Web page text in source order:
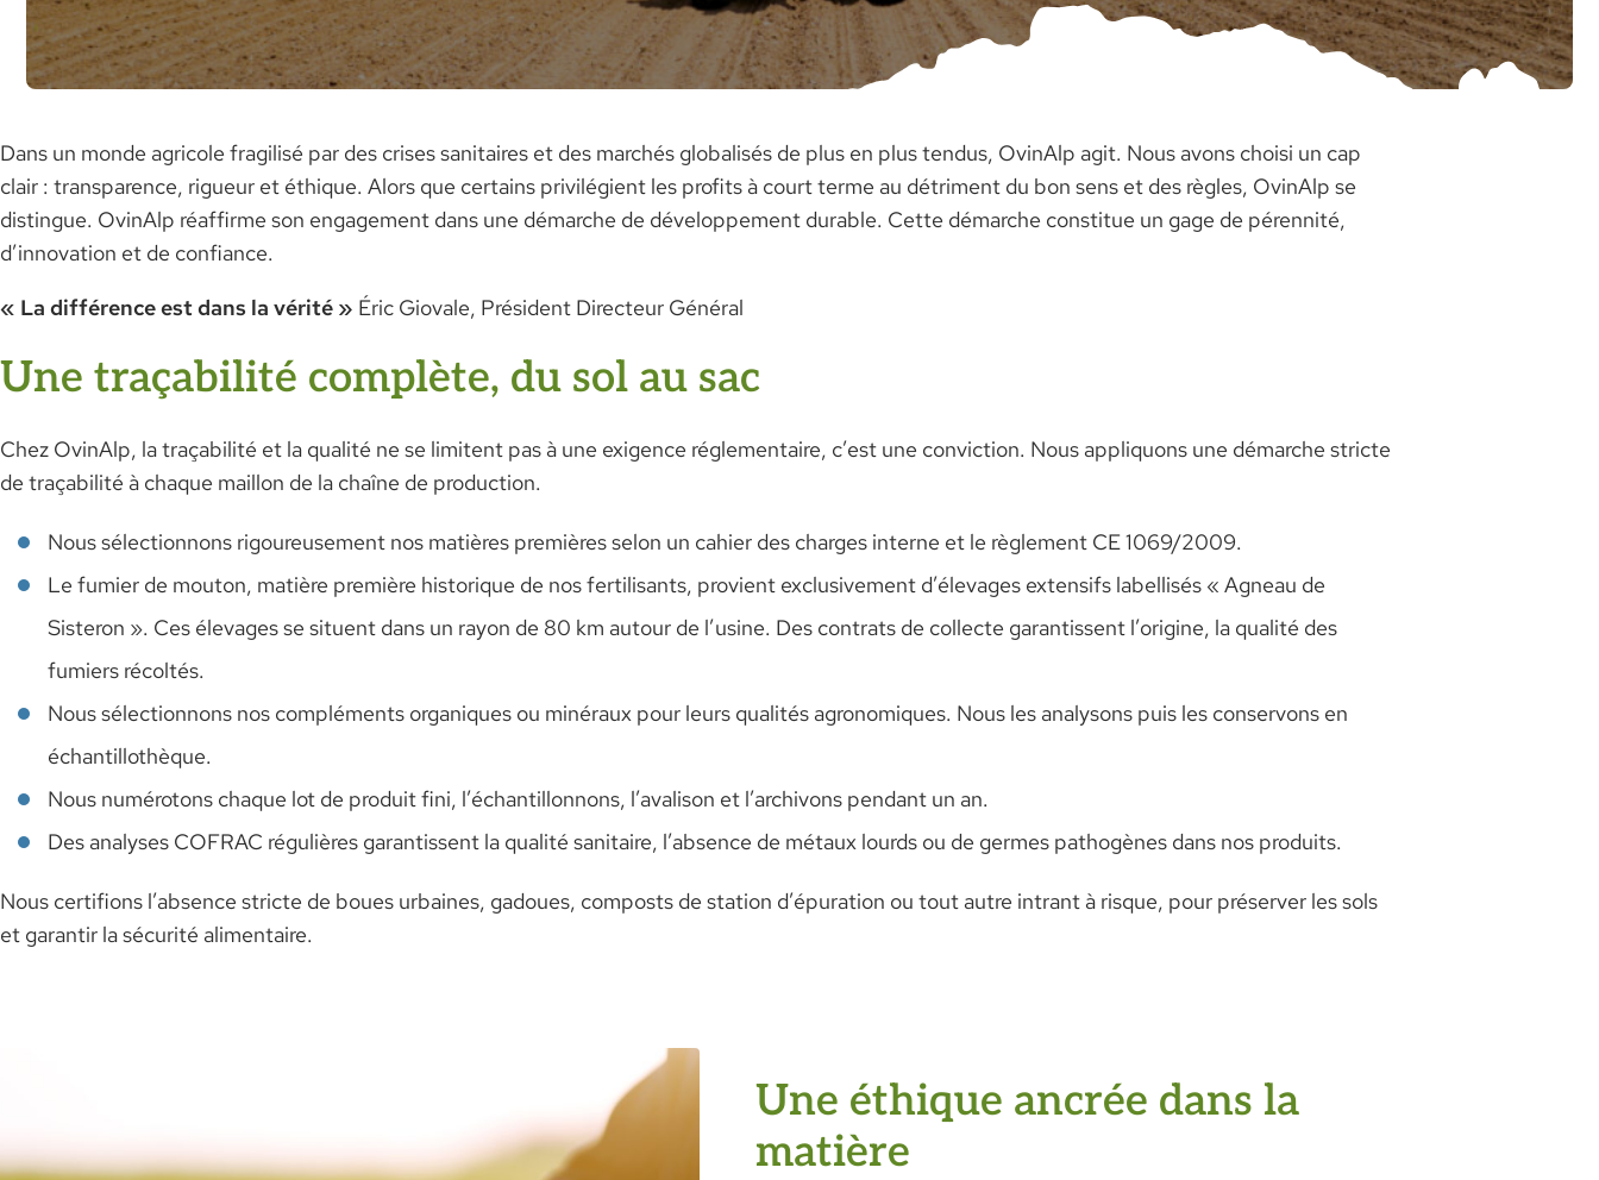
Dans un monde agricole fragilisé par des crises sanitaires et des marchés globalisés de plus en plus tendus, OvinAlp agit. Nous avons choisi un cap
clair : transparence, rigueur et éthique. Alors que certains privilégient les profits à court terme au détriment du bon sens et des règles, OvinAlp se
distingue. OvinAlp réaffirme son engagement dans une démarche de développement durable. Cette démarche constitue un gage de pérennité,
d’innovation et de confiance.
« La différence est dans la vérité » Éric Giovale, Président Directeur Général
Une traçabilité complète, du sol au sac
Chez OvinAlp, la traçabilité et la qualité ne se limitent pas à une exigence réglementaire, c’est une conviction. Nous appliquons une démarche stricte
de traçabilité à chaque maillon de la chaîne de production.
Nous sélectionnons rigoureusement nos matières premières selon un cahier des charges interne et le règlement CE 1069/2009.
Le fumier de mouton, matière première historique de nos fertilisants, provient exclusivement d’élevages extensifs labellisés « Agneau de
Sisteron ». Ces élevages se situent dans un rayon de 80 km autour de l’usine. Des contrats de collecte garantissent l’origine, la qualité des
fumiers récoltés.
Nous sélectionnons nos compléments organiques ou minéraux pour leurs qualités agronomiques. Nous les analysons puis les conservons en
échantillothèque.
Nous numérotons chaque lot de produit fini, l’échantillonnons, l’avalison et l’archivons pendant un an.
Des analyses COFRAC régulières garantissent la qualité sanitaire, l’absence de métaux lourds ou de germes pathogènes dans nos produits.
Nous certifions l’absence stricte de boues urbaines, gadoues, composts de station d’épuration ou tout autre intrant à risque, pour préserver les sols
et garantir la sécurité alimentaire.
Une éthique ancrée dans la
matière